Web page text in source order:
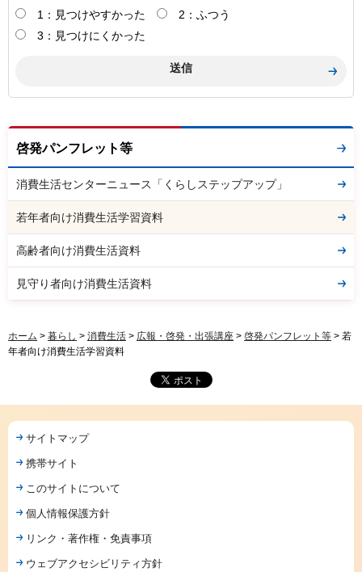
1：見つけやすかった
2：ふつう
3：見つけにくかった
啓発パンフレット等
消費生活センターニュース「くらしステップアップ」
若年者向け消費生活学習資料
高齢者向け消費生活資料
見守り者向け消費生活資料
ホーム > 暮らし > 消費生活 > 広報・啓発・出張講座 > 啓発パンフレット等 > 若
年者向け消費生活学習資料
サイトマップ
携帯サイト
このサイトについて
個人情報保護方針
リンク・著作権・免責事項
ウェブアクセシビリティ方針